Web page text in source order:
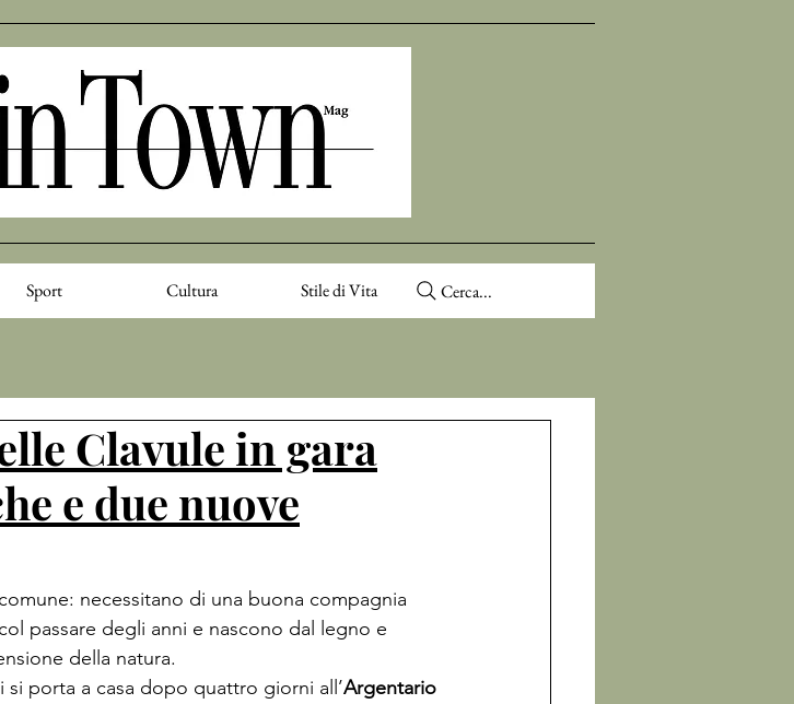
Sport Cultura Stile di Vita Cerca...
Clavule in gara
e due nuove
necessitano di una buona compagnia
passare degli anni e nascono dal legno e
della natura.
porta a casa dopo quattro giorni all’Argentario